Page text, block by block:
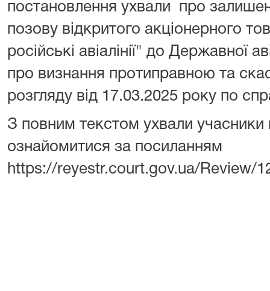
постановлення ухвали про
позову відкритого акціонерного
російські авіалінії" до Державної
про визнання протиправною та
розгляду від 17.03.2025 року по
З повним текстом ухвали
ознайомитися за посиланням
https://reyestr.court.gov.ua/Review/